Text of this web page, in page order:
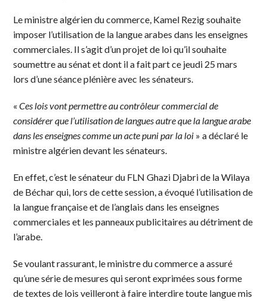
Le ministre algérien du commerce, Kamel Rezig souhaite
imposer l’utilisation de la langue arabes dans les enseignes
commerciales. Il s’agit d’un projet de loi qu’il souhaite
soumettre au sénat et dont il a fait part ce jeudi 25 mars
lors d’une séance plénière avec les sénateurs.
«Ces lois vont permettre au contrôleur commercial de
considérer que l’utilisation de langues autre que la langue arabe
dans les enseignes comme un acte puni par la loi » a déclaré le
ministre algérien devant les sénateurs.
En effet, c’est le sénateur du FLN Ghazi Djabri de la Wilaya
de Béchar qui, lors de cette session, a évoqué l’utilisation de
la langue française et de l’anglais dans les enseignes
commerciales et les panneaux publicitaires au détriment de
l’arabe.
Se voulant rassurant, le ministre du commerce a assuré
qu’une série de mesures qui seront exprimées sous forme
de textes de lois veilleront à faire interdire toute langue mis